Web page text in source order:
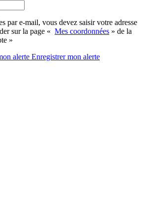
par e-mail, vous devez saisir votre adresse
sur la page « Mes coordonnées » de la
»
alerte Enregistrermon alerte